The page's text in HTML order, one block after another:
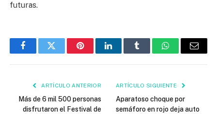
futuras.
FacebookTwitter PinterestLinkedInTumblr WhatsAppEmail
ARTÍCULO ANTERIOR
Más de 6 mil 500 personas
disfrutaron el Festival de
ARTÍCULO SIGUIENTE
Aparatoso choque por
semáforo en rojo deja auto